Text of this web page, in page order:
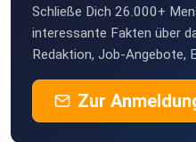
Schließe Dich 26.000+
interessante Fakten über
Redaktion, Job-Angebote,
Zur